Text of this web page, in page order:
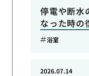
停電や断水
なった時の
浴室
2026.07.14